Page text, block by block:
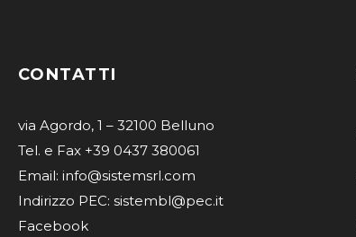
CONTATTI
via Agordo, 1 – 32100 Belluno
Tel. e Fax +39 0437 380061
Email: info@sistemsrl.com
Indirizzo PEC: sistembl@pec.it
Facebook